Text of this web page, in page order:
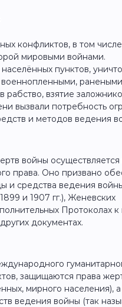
конфликтов, в том числе
мировыми войнами.
пунктов,
взятие
вызвали потребность
и методов ведения
войны осуществляется
права. Оно призвано
и средства ведения
и 1907 гг.), Женевских
Протоколах к
документах.
защищаются права
мирного населения),
ведения войны (так